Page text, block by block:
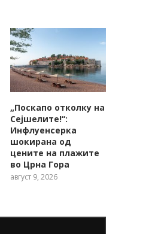
„Поскапо отколку на
Сејшелите!“:
Инфлуенсерка
шокирана од
цените на плажите
во Црна Гора
август 9, 2026